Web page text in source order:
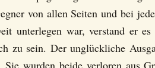
von allen Seiten und bei
unterlegen war, verstand er
zu sein. Der unglückliche
wurden beide verloren aus